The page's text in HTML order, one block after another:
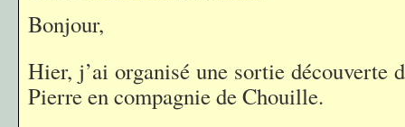
Bonjour,
Hier, j’ai organisé une sortie découverte
Pierre en compagnie de Chouille.